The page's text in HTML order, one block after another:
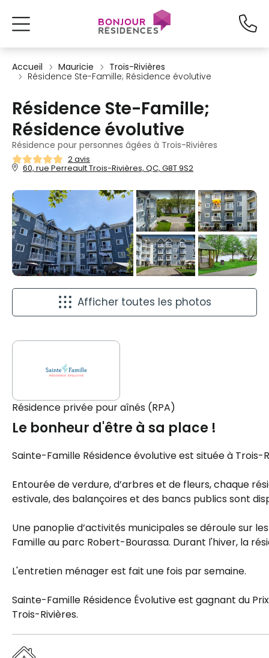
Accueil Mauricie
Trois-Rivières
Résidence Ste-Famille; Résidence évolutive
Résidence Ste-Famille;
Résidence évolutive
Résidence pour personnes âgées à Trois-Rivières
2 avis
60, rue Perreault Trois-Rivières, QC, G8T 9S2
Afficher toutes les photos
Résidence privée pour aînés (RPA)
Le bonheur d'être à sa place !
Sainte-Famille Résidence évolutive est située à
Entourée de verdure, d’arbres et de fleurs, chaque
estivale, des balançoires et des bancs publics sont
Une panoplie d’activités municipales se déroule sur
Famille au parc Robert-Bourassa. Durant l'hiver, la
L'entretien ménager est fait une fois par semaine.
Sainte-Famille Résidence Évolutive est gagnant du
Trois-Rivières.